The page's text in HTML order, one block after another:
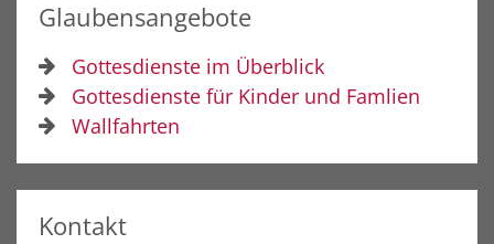
Glaubensangebote
Gottesdienste im Überblick
Gottesdienste für Kinder und Famlien
Wallfahrten
Kontakt